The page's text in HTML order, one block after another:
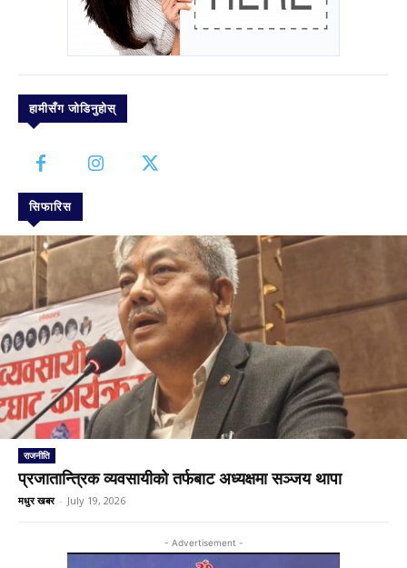
हामीसँग जोडिनुहोस्
सिफारिस
राजनीति
प्रजातान्त्रिक व्यवसायीको तर्फबाट अध्यक्षमा सञ्जय थापा
मधुर खबर - July 19, 2026
- Advertisement -